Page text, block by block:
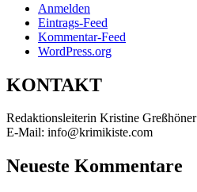
Anmelden
Eintrags-Feed
Kommentar-Feed
WordPress.org
KONTAKT
Redaktionsleiterin Kristine Greßhöner
E-Mail: info@krimikiste.com
Neueste Kommentare